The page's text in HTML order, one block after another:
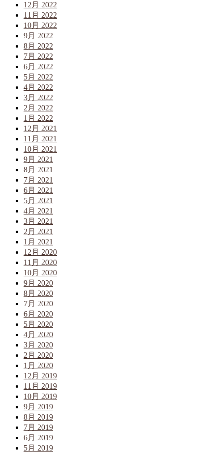
12月 2022
11月 2022
10月 2022
9月 2022
8月 2022
7月 2022
6月 2022
5月 2022
4月 2022
3月 2022
2月 2022
1月 2022
12月 2021
11月 2021
10月 2021
9月 2021
8月 2021
7月 2021
6月 2021
5月 2021
4月 2021
3月 2021
2月 2021
1月 2021
12月 2020
11月 2020
10月 2020
9月 2020
8月 2020
7月 2020
6月 2020
5月 2020
4月 2020
3月 2020
2月 2020
1月 2020
12月 2019
11月 2019
10月 2019
9月 2019
8月 2019
7月 2019
6月 2019
5月 2019